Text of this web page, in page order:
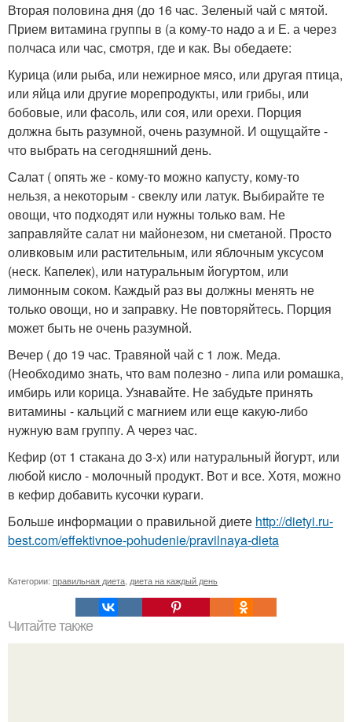
Вторая половина дня (до 16 час. Зеленый чай с мятой.
Прием витамина группы в (а кому-то надо а и Е. а через
полчаса или час, смотря, где и как. Вы обедаете:
Курица (или рыба, или нежирное мясо, или другая птица,
или яйца или другие морепродукты, или грибы, или
бобовые, или фасоль, или соя, или орехи. Порция
должна быть разумной, очень разумной. И ощущайте -
что выбрать на сегодняшний день.
Салат ( опять же - кому-то можно капусту, кому-то
нельзя, а некоторым - свеклу или латук. Выбирайте те
овощи, что подходят или нужны только вам. Не
заправляйте салат ни майонезом, ни сметаной. Просто
оливковым или растительным, или яблочным уксусом
(неск. Капелек), или натуральным йогуртом, или
лимонным соком. Каждый раз вы должны менять не
только овощи, но и заправку. Не повторяйтесь. Порция
может быть не очень разумной.
Вечер ( до 19 час. Травяной чай с 1 лож. Меда.
(Необходимо знать, что вам полезно - липа или ромашка,
имбирь или корица. Узнавайте. Не забудьте принять
витамины - кальций с магнием или еще какую-либо
нужную вам группу. А через час.
Кефир (от 1 стакана до 3-х) или натуральный йогурт, или
любой кисло - молочный продукт. Вот и все. Хотя, можно
в кефир добавить кусочки кураги.
Больше информации о правильной диете http://dietyi.ru-
best.com/effektivnoe-pohudenie/pravilnaya-dieta
Категории: правильная диета диета на каждый день
Читайте также